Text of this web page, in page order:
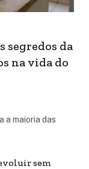
segredos da
na vida do
a maioria das
sem